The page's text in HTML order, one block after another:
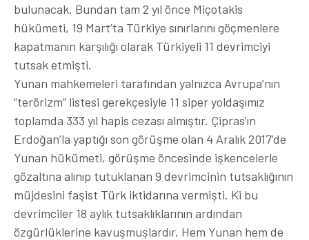
bulunacak. Bundan tam 2 yıl önce Miçotakis
hükümeti, 19 Mart’ta Türkiye sınırlarını göçmenlere
kapatmanın karşılığı olarak Türkiyeli 11 devrimciyi
tutsak etmişti.
Yunan mahkemeleri tarafından yalnızca Avrupa’nın
“terörizm” listesi gerekçesiyle 11 siper yoldaşımız
toplamda 333 yıl hapis cezası almıştır. Çipras’ın
Erdoğan’la yaptığı son görüşme olan 4 Aralık 2017’de
Yunan hükümeti, görüşme öncesinde işkencelerle
gözaltına alınıp tutuklanan 9 devrimcinin tutsaklığının
müjdesini faşist Türk iktidarına vermişti. Ki bu
devrimciler 18 aylık tutsaklıklarının ardından
özgürlüklerine kavuşmuşlardır. Hem Yunan hem de